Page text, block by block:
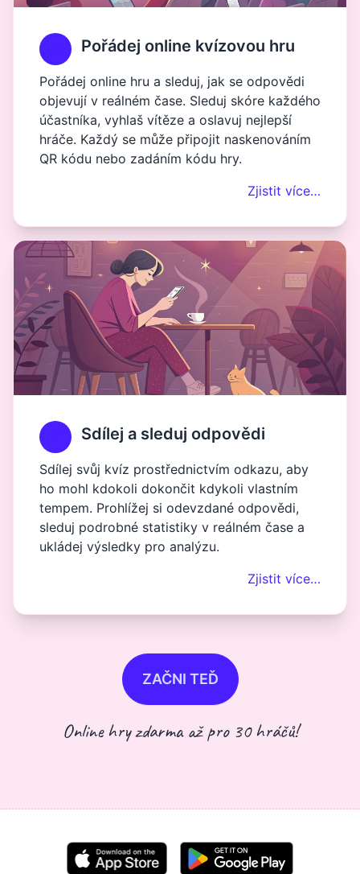
Pořádej online kvízovou hru
Pořádej online hru a sleduj, jak se odpovědi
objevují v reálném čase. Sleduj skóre každého
účastníka, vyhlaš vítěze a oslavuj nejlepší
hráče. Každý se může připojit naskenováním
QR kódu nebo zadáním kódu hry.
Zjistit více…
Sdílej a sleduj odpovědi
Sdílej svůj kvíz prostřednictvím odkazu, aby
ho mohl kdokoli dokončit kdykoli vlastním
tempem. Prohlížej si odevzdané odpovědi,
sleduj podrobné statistiky v reálném čase a
ukládej výsledky pro analýzu.
Zjistit více…
ZAČNI TEĎ
Online hry zdarma až pro 30 hráčů!